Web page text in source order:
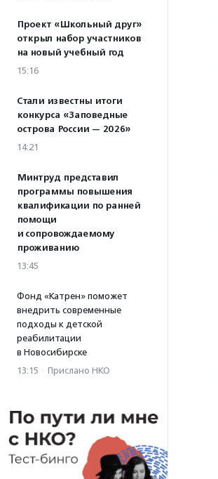
Проект «Школьный друг»
открыл набор участников
на новый учебный год
15:16
Стали известны итоги
конкурса «Заповедные
острова России — 2026»
14:21
Минтруд представил
программы повышения
квалификации по ранней
помощи
и сопровождаемому
проживанию
13:45
Фонд «Катрен» поможет
внедрить современные
подходы к детской
реабилитации
в Новосибирске
13:15 · Прислано НКО